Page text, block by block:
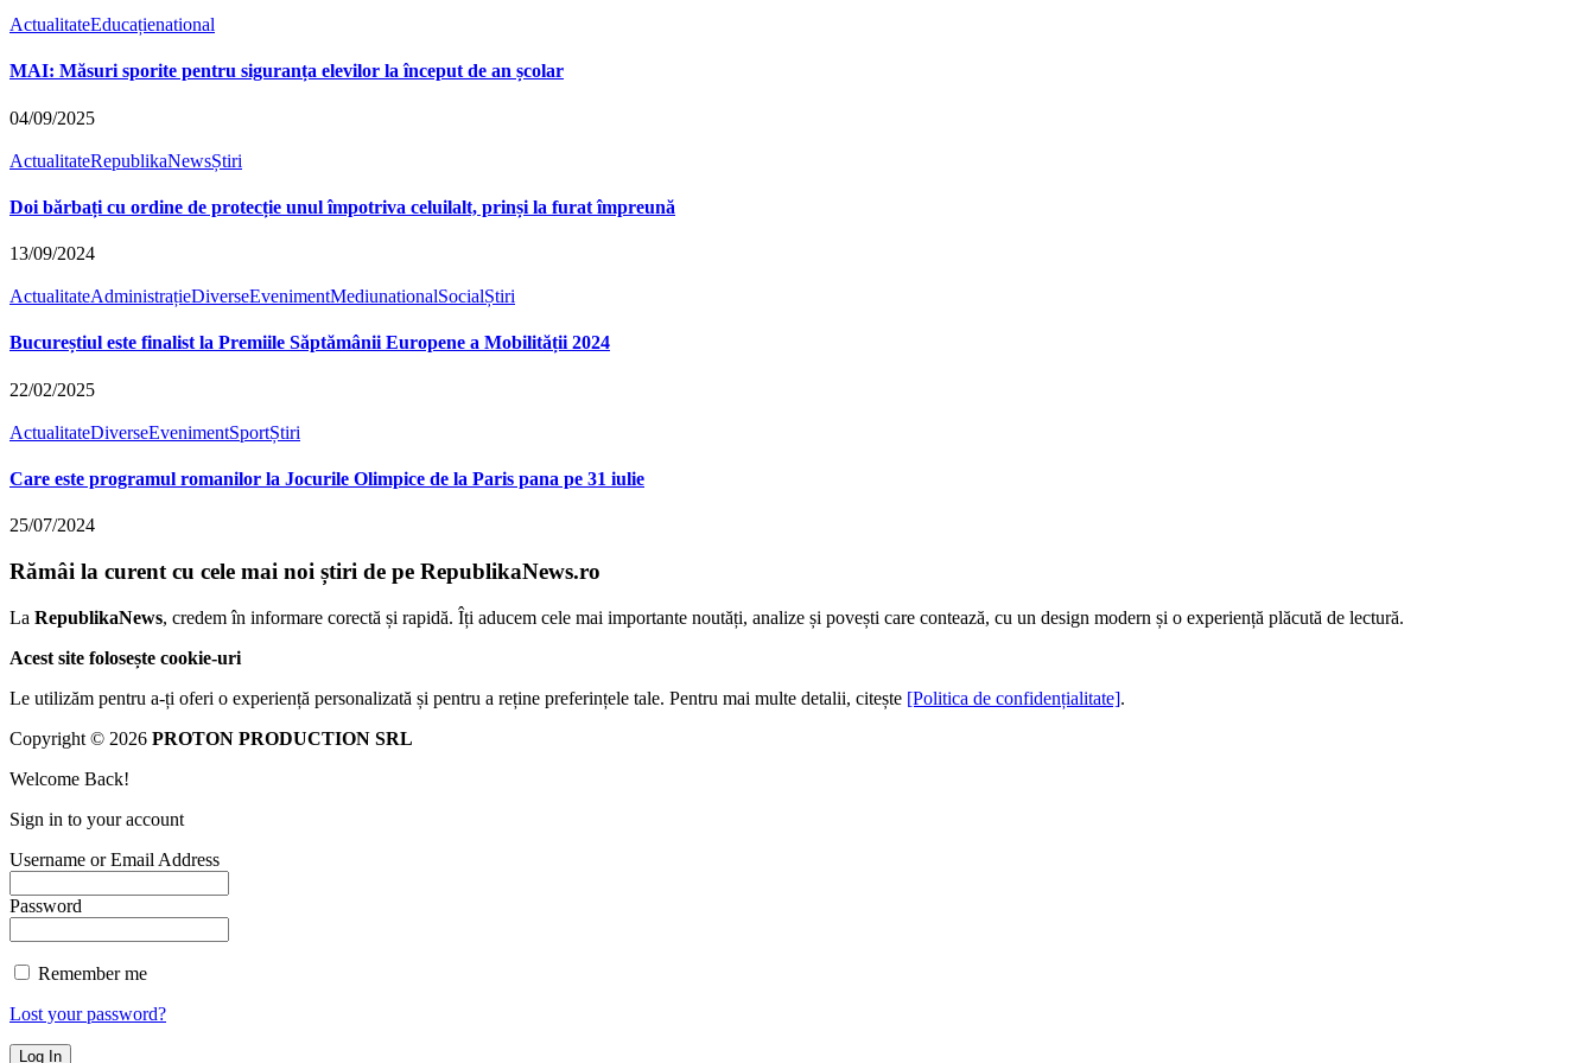
ActualitateEducațienational
MAI: Măsuri sporite pentru siguranța elevilor la început de an școlar
04/09/2025
ActualitateRepublikaNewsȘtiri
Doi bărbați cu ordine de protecție unul împotriva celuilalt, prinși la furat împreună
13/09/2024
ActualitateAdministrațieDiverseEvenimentMediunationalSocialȘtiri
Bucureștiul este finalist la Premiile Săptămânii Europene a Mobilității 2024
22/02/2025
ActualitateDiverseEvenimentSportȘtiri
Care este programul romanilor la Jocurile Olimpice de la Paris pana pe 31 iulie
25/07/2024
Rămâi la curent cu cele mai noi știri de pe RepublikaNews.ro
La RepublikaNews, credem în informare corectă și rapidă. Îți aducem cele mai importante noutăți, analize și povești care contează, cu un design modern și o experiență plăcută de lectură.
Acest site folosește cookie-uri
Le utilizăm pentru a-ți oferi o experiență personalizată și pentru a reține preferințele tale. Pentru mai multe detalii, citește [Politica de confidențialitate].
Copyright © 2026 PROTON PRODUCTION SRL
Welcome Back!
Sign in to your account
Username or Email Address
Password
Remember me
Lost your password?